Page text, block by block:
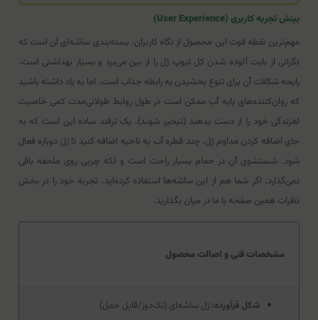
بینش تجربه کاربری (User Experience)
مهم‌ترین نقطه قوت این محصول از نگاه کاربران، بسته‌بندی ساشه‌ای آن است که
نگرانی از بابت آلوده شدن کل تیوپ ژل را از بین می‌برد و بسیار بهداشتی است.
رایحه شکلات آن برای تنوع بخشیدن به رابطه جذاب است، اما به یاد داشته باشید
که روان‌کننده‌های پایه آب ممکن است در طول روابط طولانی‌مدت کمی خاصیت
لغزندگی خود را از دست بدهند (تبخیر شوند). یک ترفند ساده این است که به
جای اضافه کردن مداوم ژل، چند قطره آب به ناحیه اضافه کنید تا ژل دوباره فعال
شود. شستشوی آن در حمام بسیار راحت است و لکه چربی روی ملحفه باقی
نمی‌گذارد. اگر شما هم از این ساشه‌ها استفاده کرده‌اید، تجربه خود را در بخش
نظرات همین صفحه با ما در میان بگذارید.
مشخصات فنی و اصالت محصول
شکل فرآورده:ژل ساشه‌ای (تک‌دوز/قابل حمل)